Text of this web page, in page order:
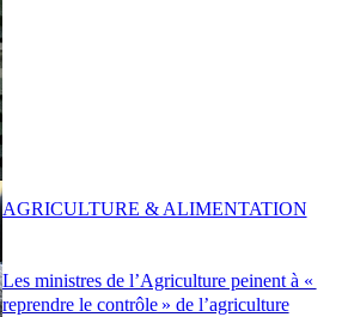
Les ministres de l’Agriculture peinent à «
reprendre le contrôle » de l’agriculture
AGRICULTURE & ALIMENTATION